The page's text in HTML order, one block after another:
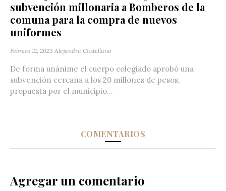
subvención millonaria a Bomberos de la
comuna para la compra de nuevos
uniformes
Febrero 12, 2023 Alejandra Castellano
De forma unánime el cuerpo colegiado aprobó una
subvención cercana a los 20 millones de pesos,
propuesta por el municipio...
COMENTARIOS
Agregar un comentario